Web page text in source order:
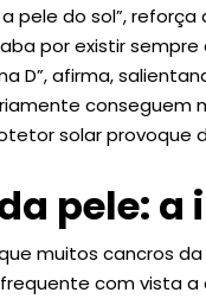
pele do sol”,
por existir
D”, afirma,
conseguem
solar provoque
pele:
muitos cancros
com vista